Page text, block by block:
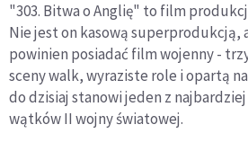
"303. Bitwa o Anglię" to film
Nie jest on kasową superprodukcją,
powinien posiadać film wojenny -
sceny walk, wyraziste role i opartą
do dzisiaj stanowi jeden z
wątków II wojny światowej.